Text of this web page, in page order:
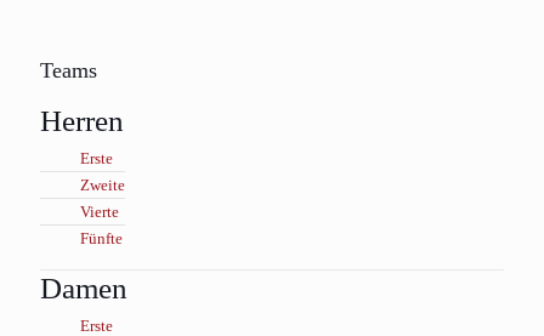
Teams
Herren
Erste
Zweite
Vierte
Fünfte
Damen
Erste